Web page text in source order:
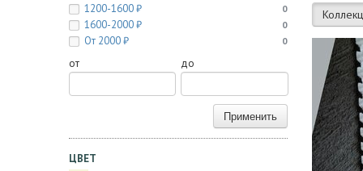
1200-1600 ₽ 0
1600-2000 ₽ 0
От 2000 ₽ 0
от до
Применить
ЦВЕТ